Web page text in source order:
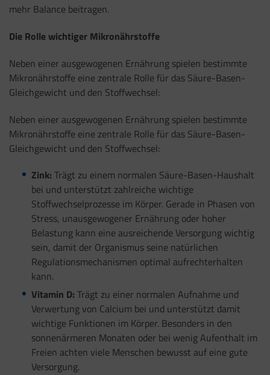
mehr Balance beitragen.
Die Rolle wichtiger Mikronährstoffe
Neben einer ausgewogenen Ernährung spielen bestimmte
Mikronährstoffe eine zentrale Rolle für das Säure-Basen-
Gleichgewicht und den Stoffwechsel:
Neben einer ausgewogenen Ernährung spielen bestimmte
Mikronährstoffe eine zentrale Rolle für das Säure-Basen-
Gleichgewicht und den Stoffwechsel:
Zink: Trägt zu einem normalen Säure-Basen-Haushalt
bei und unterstützt zahlreiche wichtige
Stoffwechselprozesse im Körper. Gerade in Phasen von
Stress, unausgewogener Ernährung oder hoher
Belastung kann eine ausreichende Versorgung wichtig
sein, damit der Organismus seine natürlichen
Regulationsmechanismen optimal aufrechterhalten
kann.
Vitamin D: Trägt zu einer normalen Aufnahme und
Verwertung von Calcium bei und unterstützt damit
wichtige Funktionen im Körper. Besonders in den
sonnenärmeren Monaten oder bei wenig Aufenthalt im
Freien achten viele Menschen bewusst auf eine gute
Versorgung.